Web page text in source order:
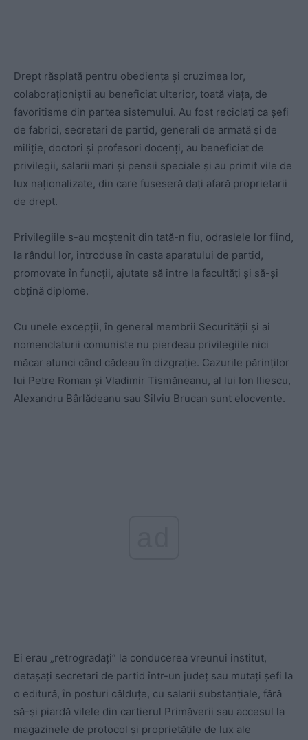
Drept răsplată pentru obediența și cruzimea lor,
colaboraționiștii au beneficiat ulterior, toată viața, de
favoritisme din partea sistemului. Au fost reciclați ca șefi
de fabrici, secretari de partid, generali de armată și de
miliție, doctori și profesori docenți, au beneficiat de
privilegii, salarii mari și pensii speciale și au primit vile de
lux naționalizate, din care fuseseră dați afară proprietarii
de drept.
Privilegiile s-au moștenit din tată-n fiu, odraslele lor fiind,
la rândul lor, introduse în casta aparatului de partid,
promovate în funcții, ajutate să intre la facultăți și să-și
obțină diplome.
Cu unele excepții, în general membrii Securității și ai
nomenclaturii comuniste nu pierdeau privilegiile nici
măcar atunci când cădeau în dizgrație. Cazurile părinților
lui Petre Roman și Vladimir Tismăneanu, al lui Ion Iliescu,
Alexandru Bârlădeanu sau Silviu Brucan sunt elocvente.
Ei erau „retrogradați” la conducerea vreunui institut,
detașați secretari de partid într-un județ sau mutați șefi la
o editură, în posturi călduțe, cu salarii substanțiale, fără
să-și piardă vilele din cartierul Primăverii sau accesul la
magazinele de protocol și proprietățile de lux ale